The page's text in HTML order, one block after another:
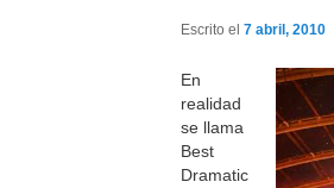
Escrito el7 abril, 2010
En
realidad
se llama
Best
Dramatic